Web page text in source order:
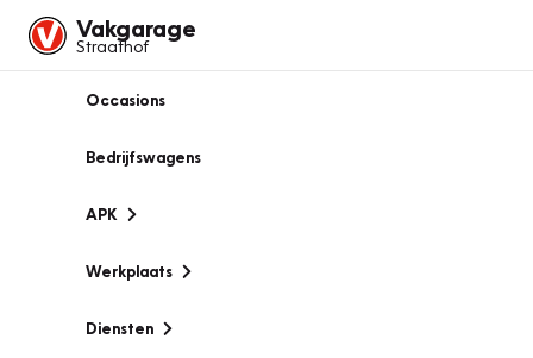
Vakgarage
Straathof
Occasions
Bedrijfswagens
APK
Werkplaats
Diensten